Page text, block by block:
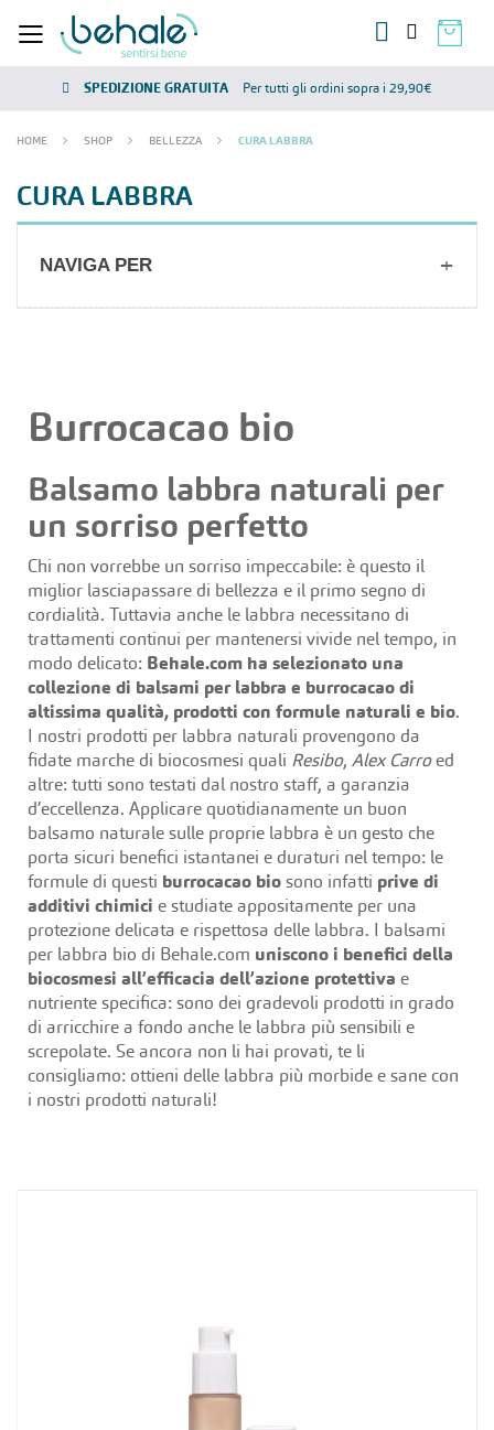
SPEDIZIONE GRATUITA Per tutti gli ordini sopra i 29,90€
HOME SHOP BELLEZZA CURA LABBRA
CURA LABBRA
Burrocacao bio
Balsamo labbra naturali per
un sorriso perfetto
Chi non vorrebbe un sorriso impeccabile: è questo il
miglior lasciapassare di bellezza e il primo segno di
cordialità. Tuttavia anche le labbra necessitano di
trattamenti continui per mantenersi vivide nel tempo, in
modo delicato: Behale.com ha selezionato una
collezione di balsami per labbra e burrocacao di
altissima qualità, prodotti con formule naturali e bio.
I nostri prodotti per labbra naturali provengono da
fidate marche di biocosmesi quali Resibo, Alex Carroed
altre: tutti sono testati dal nostro staff, a garanzia
d’eccellenza. Applicare quotidianamente un buon
balsamo naturale sulle proprie labbra è un gesto che
porta sicuri benefici istantanei e duraturi nel tempo: le
formule di questi burrocacao biosono infatti prive di
additivi chimici e studiate appositamente per una
protezione delicata e rispettosa delle labbra. I balsami
per labbra bio di Behale.com uniscono i benefici della
biocosmesi all’efficacia dell’azione protettiva e
nutriente specifica: sono dei gradevoli prodotti in grado
di arricchire a fondo anche le labbra più sensibili e
screpolate. Se ancora non li hai provati, te li
consigliamo: ottieni delle labbra più morbide e sane con
i nostri prodotti naturali!
NAVIGA PER